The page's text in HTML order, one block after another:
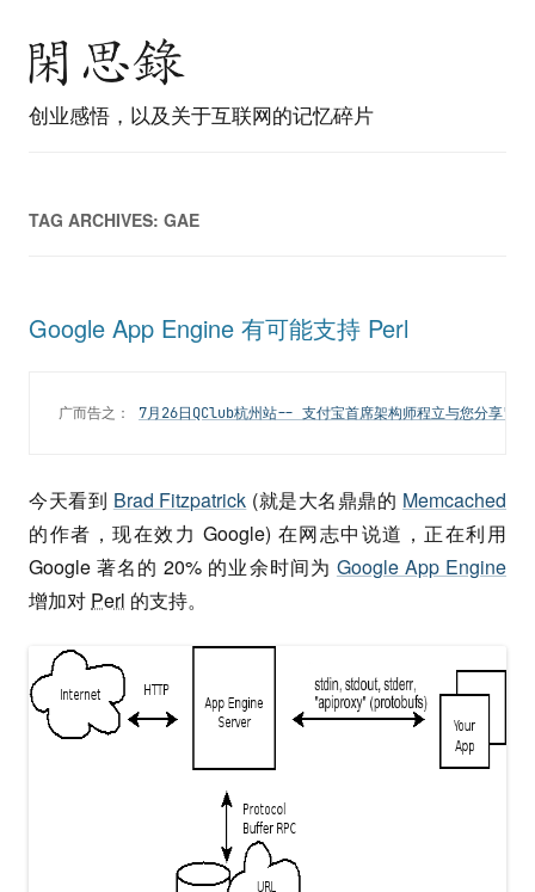
创业感悟，以及关于互联网的记忆碎片
TAG ARCHIVES: GAE
Google App Engine 有可能支持 Perl
广而告之： 7月26日QClub杭州站-- 支付宝首席架构师程立与您分享"当
今天看到 Brad Fitzpatrick (就是大名鼎鼎的 Memcached
的作者，现在效力 Google) 在网志中说道，正在利用
Google 著名的 20% 的业余时间为 Google App Engine
增加对 Perl 的支持。